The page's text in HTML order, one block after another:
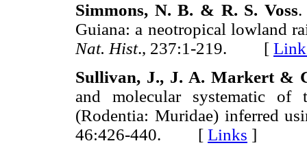
Simmons, N. B. & R. S. Voss.
Guiana: a neotropical lowland
Nat. Hist., 237:1-219. [
Sullivan, J., J. A. Markert &
and molecular systematic
(Rodentia: Muridae) inferred
46:426-440. [ Links ]